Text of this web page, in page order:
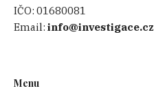
IČO:01680081
Email:info@investigace.cz
Menu